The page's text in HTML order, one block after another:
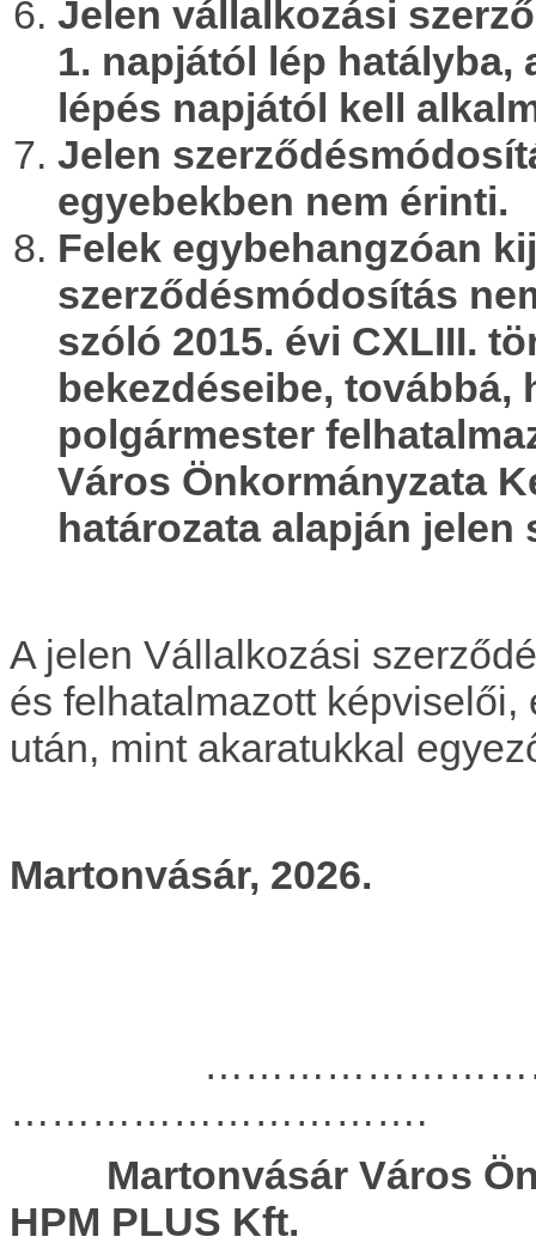
Jelen vállalkozási
1. napjától lép hatályba,
lépés napjától kell
Jelen
egyebekben nem érinti.
Felek egybehangzóan
szerződésmódosítás
szóló 2015. évi CXLIII.
bekezdéseibe,
polgármester
Város Önkormányzata
határozata alapján
A jelen Vállalkozási
és felhatalmazott
után, mint akaratukkal
Martonvásár, 2026.
………………………….
Martonvásár
HPM PLUS Kft.